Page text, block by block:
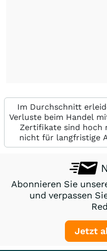
Im Durchschnitt
Verluste beim Handel
Zertifikate sind hoch
nicht für langfristige
Abonnieren Sie
und verpassen
Jetzt